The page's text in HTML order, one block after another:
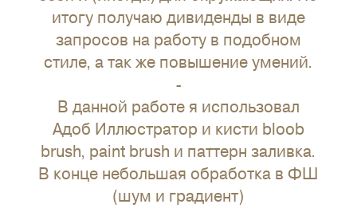
итогу получаю дивиденды в виде
запросов на работу в подобном
стиле, а так же повышение умений.
-
В данной работе я использовал
Адоб Иллюстратор и кисти bloob
brush, paint brush и паттерн заливка.
В конце небольшая обработка в ФШ
(шум и градиент)